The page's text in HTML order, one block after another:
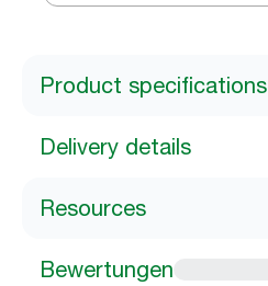
Product specifications
Delivery details
Resources
Bewertungen